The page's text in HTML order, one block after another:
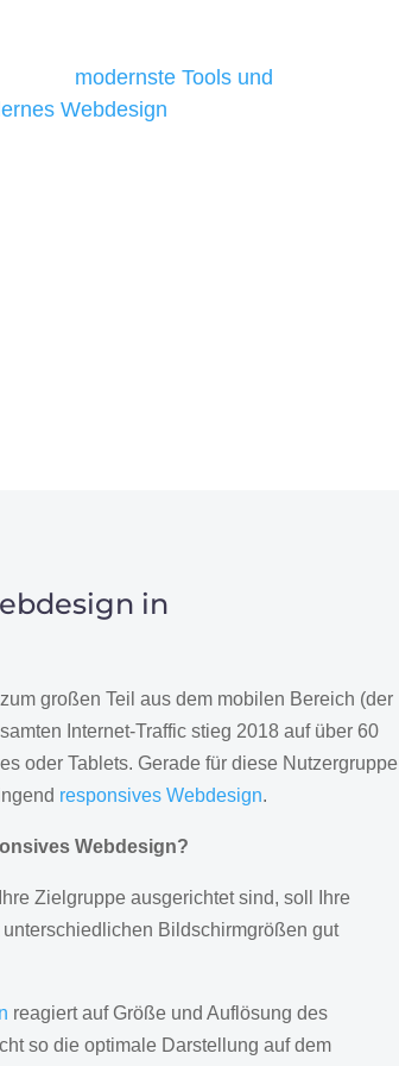
modernste Tools und
Webdesign
in
großen Teil aus dem mobilen Bereich (der
Internet-Traffic stieg 2018 auf über 60
oder Tablets. Gerade für diese Nutzergruppe
responsives Webdesign.
Webdesign?
Zielgruppe ausgerichtet sind, soll Ihre
Bildschirmgrößen gut
reagiert auf Größe und Auflösung des
so die optimale Darstellung auf dem